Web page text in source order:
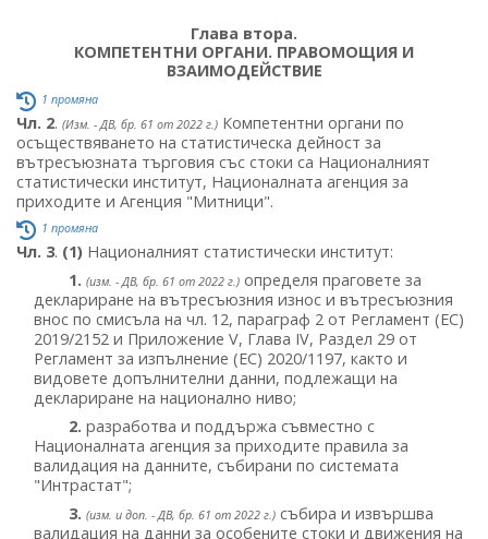
Глава втора.
КОМПЕТЕНТНИ ОРГАНИ. ПРАВОМОЩИЯ И
ВЗАИМОДЕЙСТВИЕ
1 промяна
Чл. 2. (Изм. - ДВ, бр. 61 от 2022 г.) Компетентни органи по
осъществяването на статистическа дейност за
вътресъюзната търговия със стоки са Националният
статистически институт, Националната агенция за
приходите и Агенция "Митници".
1 промяна
Чл. 3. (1) Националният статистически институт:
1. (изм. - ДВ, бр. 61 от 2022 г.) определя праговете за
деклариране на вътресъюзния износ и вътресъюзния
внос по смисъла на чл. 12, параграф 2 от Регламент (ЕС)
2019/2152 и Приложение V, Глава IV, Раздел 29 от
Регламент за изпълнение (ЕС) 2020/1197, както и
видовете допълнителни данни, подлежащи на
деклариране на национално ниво;
2. разработва и поддържа съвместно с
Националната агенция за приходите правила за
валидация на данните, събирани по системата
"Интрастат";
3. (изм. и доп. - ДВ, бр. 61 от 2022 г.) събира и извършва
валидация на данни за особените стоки и движения на